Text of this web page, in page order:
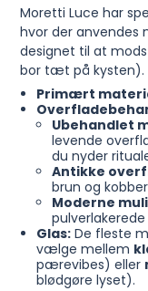
Moretti Luce har
hvor der anvendes
designet til at
bor tæt på kysten).
Primært
Ubehandlet
levende
du nyder
Antikke
brun og
Moderne
Glas:De fleste
vælge mellem
pærevibes) eller
blødgøre lyset).